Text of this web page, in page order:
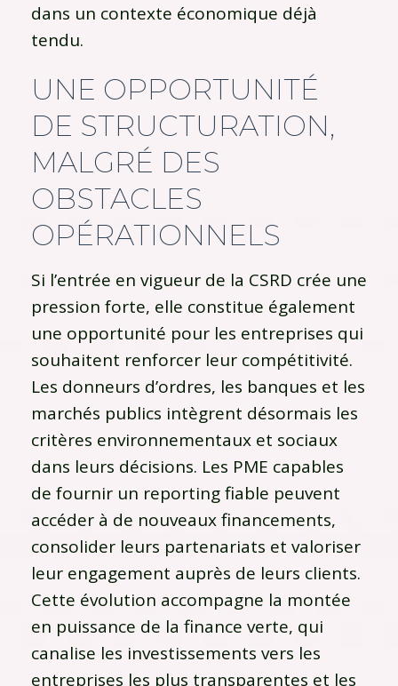
dans un contexte économique déjà
tendu.
UNE OPPORTUNITÉ
DE STRUCTURATION,
MALGRÉ DES
OBSTACLES
OPÉRATIONNELS
Si l’entrée en vigueur de la CSRD crée une
pression forte, elle constitue également
une opportunité pour les entreprises qui
souhaitent renforcer leur compétitivité.
Les donneurs d’ordres, les banques et les
marchés publics intègrent désormais les
critères environnementaux et sociaux
dans leurs décisions. Les PME capables
de fournir un reporting fiable peuvent
accéder à de nouveaux financements,
consolider leurs partenariats et valoriser
leur engagement auprès de leurs clients.
Cette évolution accompagne la montée
en puissance de la finance verte, qui
canalise les investissements vers les
entreprises les plus transparentes et les